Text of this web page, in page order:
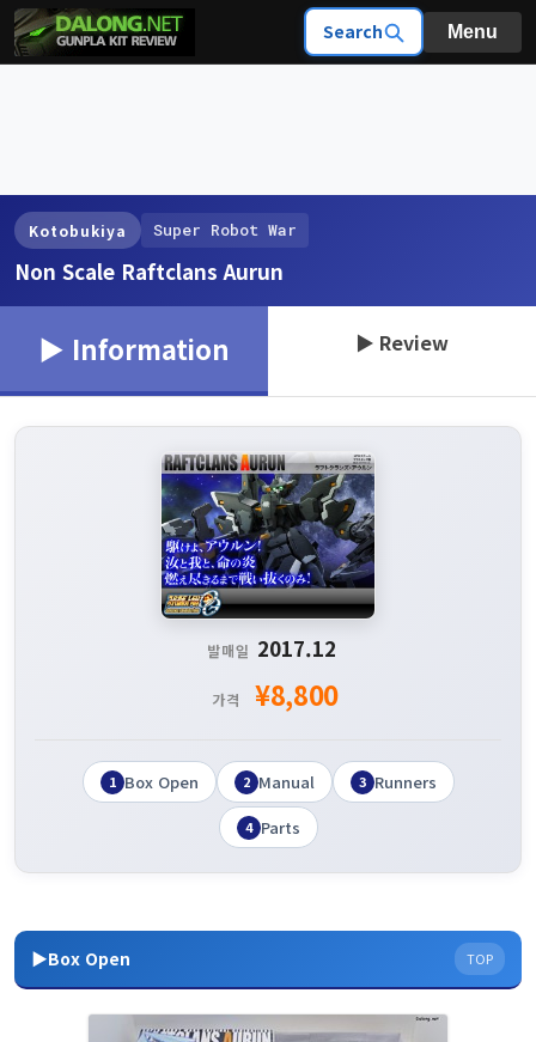
Search Menu
Kotobukiya Super Robot War
Non Scale Raftclans Aurun
▶ Information ▶ Review
발매일 2017.12
가격 ¥8,800
1 Box Open 2 Manual 3 Runners
4 Parts
▶Box Open TOP